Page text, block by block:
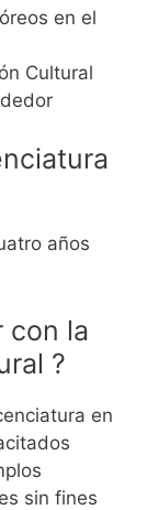
en el
Cultural
años
con la
?
en
sin fines